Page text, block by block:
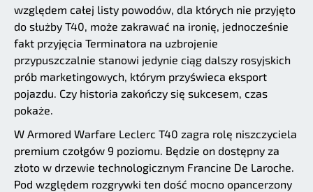
względem całej listy powodów, dla których nie przyjęto
do służby T40, może zakrawać na ironię, jednocześnie
fakt przyjęcia Terminatora na uzbrojenie
przypuszczalnie stanowi jedynie ciąg dalszy rosyjskich
prób marketingowych, którym przyświeca eksport
pojazdu. Czy historia zakończy się sukcesem, czas
pokaże.
W Armored Warfare Leclerc T40 zagra rolę niszczyciela
premium czołgów 9 poziomu. Będzie on dostępny za
złoto w drzewie technologicznym Francine De Laroche.
Pod względem rozgrywki ten dość mocno opancerzony